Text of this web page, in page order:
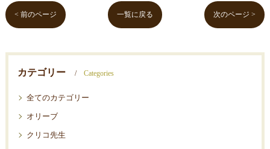
< 前のページ 一覧に戻る 次のページ >
カテゴリー Categories
全てのカテゴリー
オリーブ
クリコ先生